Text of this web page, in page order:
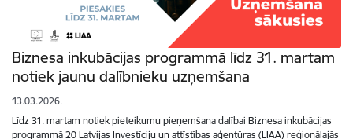
Biznesa inkubācijas programmā līdz 31. martam
notiek jaunu dalībnieku uzņemšana
13.03.2026.
Līdz 31. martam notiek pieteikumu pieņemšana dalībai Biznesa inkubācijas
programmā 20 Latvijas Investīciju un attīstības aģentūras (LIAA) reģionālajās